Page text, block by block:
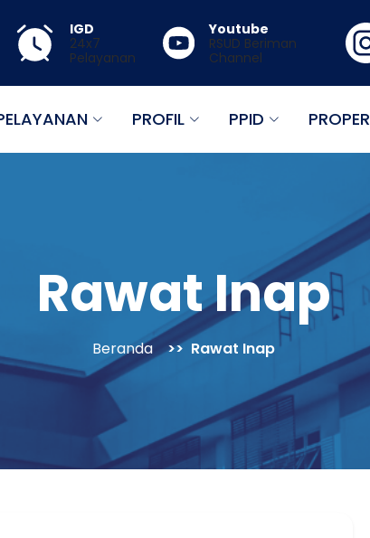
IGD
24x7
Pelayanan
Youtube
RSUD Beriman
Channel
PROFIL PPID PROPER
Rawat Inap
Beranda Rawat Inap